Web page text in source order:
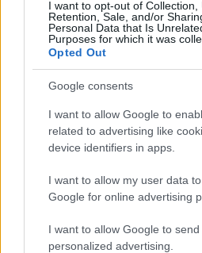
I want to opt-out of Collection,
Retention, Sale, and/or
Personal Data that Is
Purposes for which it was
Opted Out
Google consents
I want to allow Google to
related to advertising like
device identifiers in apps.
I want to allow my user data
Google for online advertising
I want to allow Google to send
personalized advertising.
phishing αποτελεί μορφή
την οποία ο αποστολέας
οργανισμό. Μέσω αυτής της
παραπλανήσει τον χρήστη
προσωπικά ή οικονομικά